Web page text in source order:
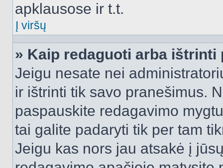
apklausose ir t.t.
Į viršų
» Kaip redaguoti arba ištrinti
Jeigu nesate nei
ir ištrinti tik savo pranešimus.
paspauskite redagavimo
tai galite padaryti tik per tam
Jeigu kas nors jau atsakė į